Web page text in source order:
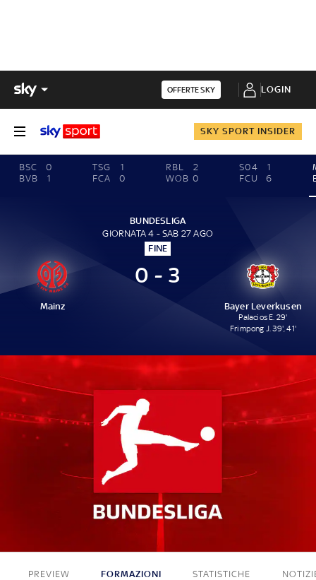
OFFERTE SKY LOGIN
SKY SPORT INSIDER
BSC
0
BVB
1
TSG
1
FCA
0
RBL
2
WOB 0
S04
1
FCU
6
BUNDESLIGA
GIORNATA 4 - SAB 27 AGO
FINE
Mainz
0 - 3
Bayer Leverkusen
Palacios E. 29'
Frimpong J. 39', 41'
0 - 3
PREVIEW FORMAZIONI STATISTICHE